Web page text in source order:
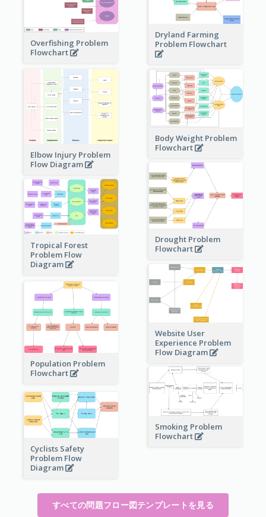
Overfishing Problem
Flowchart
Dryland Farming
Problem Flowchart
Elbow Injury Problem
Flow Diagram
Body Weight Problem
Flowchart
Drought Problem
Flowchart
Tropical Forest
Problem Flow
Diagram
Website User
Experience Problem
Flow Diagram
Population Problem
Flowchart
Smoking Problem
Flowchart
Cyclists Safety
Problem Flow
Diagram
すべての問題フロー図テンプレートを見る